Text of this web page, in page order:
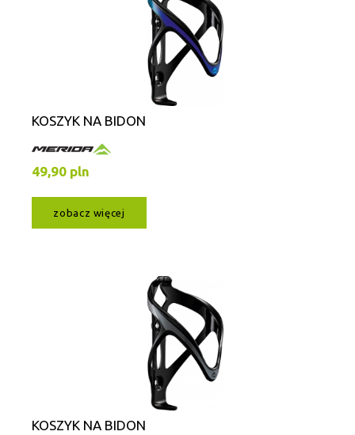
KOSZYK NA BIDON
49,90 pln
zobacz więcej
KOSZYK NA BIDON